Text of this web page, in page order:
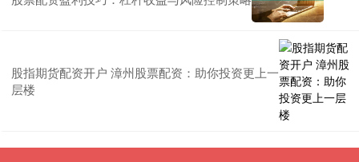
股指期货配资开户 漳州股票配资：助你投资更上一
层楼